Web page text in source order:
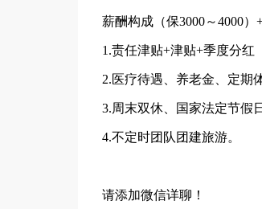
薪酬构成（保3000～4000）
1.责任津贴+津贴+季度分红
2.医疗待遇、养老金、定期
3.周末双休、国家法定节假
4.不定时团队团建旅游。
请添加微信详聊！